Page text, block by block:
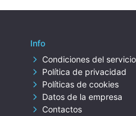
Info
Condiciones del servicio
Política de privacidad
Políticas de cookies
Datos de la empresa
Contactos